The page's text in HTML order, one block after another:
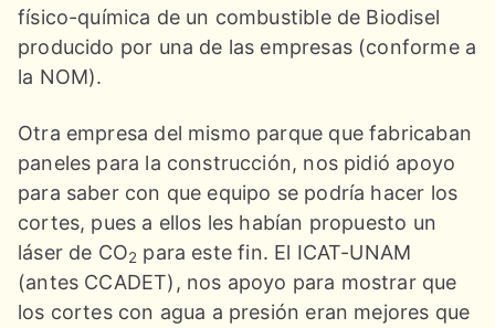
físico-química de un combustible de Biodisel
producido por una de las empresas (conforme a
la NOM).
Otra empresa del mismo parque que fabricaban
paneles para la construcción, nos pidió apoyo
para saber con que equipo se podría hacer los
cortes, pues a ellos les habían propuesto un
láser de CO2 para este fin. El ICAT-UNAM
(antes CCADET), nos apoyo para mostrar que
los cortes con agua a presión eran mejores que